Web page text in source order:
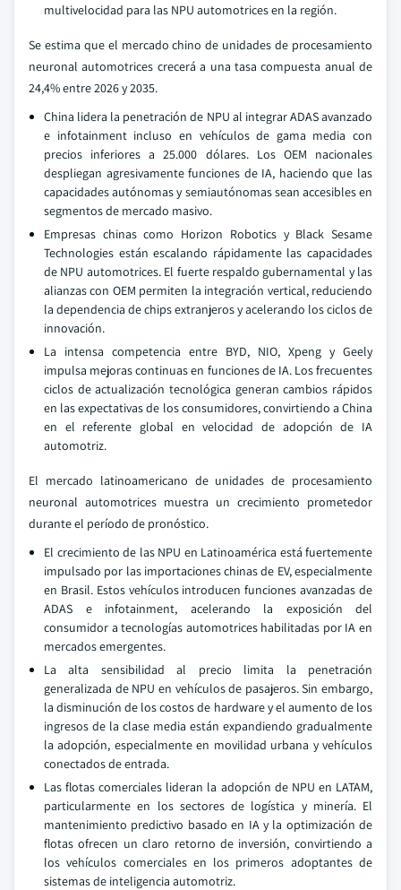
multivelocidad para las NPU automotrices en la región.
Se estima que el mercado chino de unidades de procesamiento
neuronal automotrices crecerá a una tasa compuesta anual de
24,4% entre 2026 y 2035.
China lidera la penetración de NPU al integrar ADAS avanzado
e infotainment incluso en vehículos de gama media con
precios inferiores a 25.000 dólares. Los OEM nacionales
despliegan agresivamente funciones de IA, haciendo que las
capacidades autónomas y semiautónomas sean accesibles en
segmentos de mercado masivo.
Empresas chinas como Horizon Robotics y Black Sesame
Technologies están escalando rápidamente las capacidades
de NPU automotrices. El fuerte respaldo gubernamental y las
alianzas con OEM permiten la integración vertical, reduciendo
la dependencia de chips extranjeros y acelerando los ciclos de
innovación.
La intensa competencia entre BYD, NIO, Xpeng y Geely
impulsa mejoras continuas en funciones de IA. Los frecuentes
ciclos de actualización tecnológica generan cambios rápidos
en las expectativas de los consumidores, convirtiendo a China
en el referente global en velocidad de adopción de IA
automotriz.
El mercado latinoamericano de unidades de procesamiento
neuronal automotrices muestra un crecimiento prometedor
durante el período de pronóstico.
El crecimiento de las NPU en Latinoamérica está fuertemente
impulsado por las importaciones chinas de EV, especialmente
en Brasil. Estos vehículos introducen funciones avanzadas de
ADAS e infotainment, acelerando la exposición del
consumidor a tecnologías automotrices habilitadas por IA en
mercados emergentes.
La alta sensibilidad al precio limita la penetración
generalizada de NPU en vehículos de pasajeros. Sin embargo,
la disminución de los costos de hardware y el aumento de los
ingresos de la clase media están expandiendo gradualmente
la adopción, especialmente en movilidad urbana y vehículos
conectados de entrada.
Las flotas comerciales lideran la adopción de NPU en LATAM,
particularmente en los sectores de logística y minería. El
mantenimiento predictivo basado en IA y la optimización de
flotas ofrecen un claro retorno de inversión, convirtiendo a
los vehículos comerciales en los primeros adoptantes de
sistemas de inteligencia automotriz.